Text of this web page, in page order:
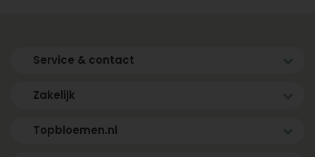
Service & contact
Zakelijk
Topbloemen.nl